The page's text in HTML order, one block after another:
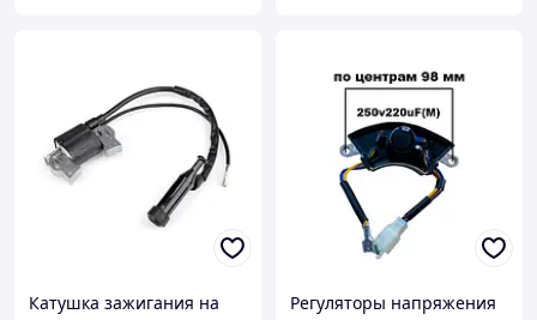
Катушка зажигания на Регуляторы напряжения